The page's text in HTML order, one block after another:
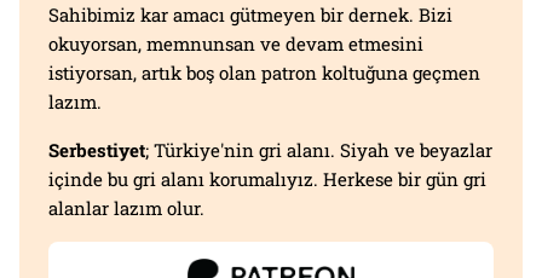
Sahibimiz kar amacı gütmeyen bir dernek. Bizi
okuyorsan, memnunsan ve devam etmesini
istiyorsan, artık boş olan patron koltuğuna geçmen
lazım.
Serbestiyet; Türkiye'nin gri alanı. Siyah ve beyazlar
içinde bu gri alanı korumalıyız. Herkese bir gün gri
alanlar lazım olur.